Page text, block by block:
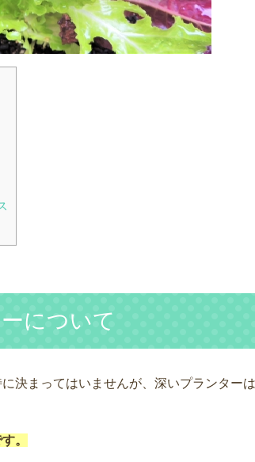
について
決まってはいませんが、深いプランター
。